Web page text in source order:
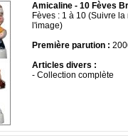
Amicaline - 10 Fèves
Fèves : 1 à 10 (Suivre
l'image)
Première parution :
Articles divers :
- Collection complète